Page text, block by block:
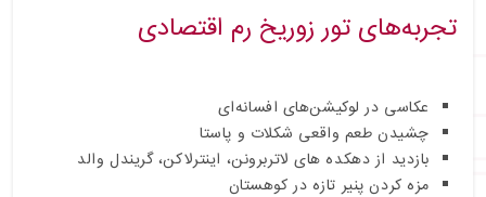
تجربه‌های تور زوریخ رم اقتصادی
عکاسی در لوکیشن‌های افسانه‌ای
چشیدن طعم واقعی شکلات و پاستا
بازدید از دهکده های لاتربرونن، اینترلاکن، گریندل والد
مزه‌ کردن پنیر تازه در کوهستان